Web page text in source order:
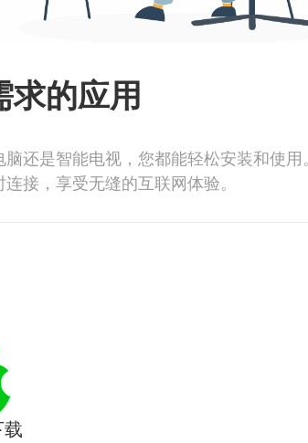
求的应用
还是智能电视，您都能轻松安装和使用。
接，享受无缝的互联网体验。